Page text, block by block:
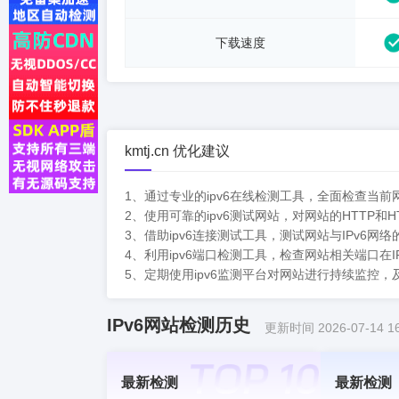
下载速度
kmtj.cn 优化建议
1、通过专业的ipv6在线检测工具，全面检查当
2、使用可靠的ipv6测试网站，对网站的HTTP和
3、借助ipv6连接测试工具，测试网站与IPv6网
4、利用ipv6端口检测工具，检查网站相关端口
5、定期使用ipv6监测平台对网站进行持续监控
IPv6网站检测历史 更新时间 2026-07-14
最新检测 最新检测